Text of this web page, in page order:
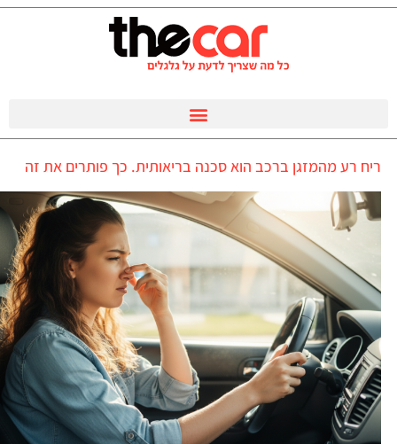
ריח רע מהמזגן ברכב הוא סכנה בריאותית. כך פותרים את זה